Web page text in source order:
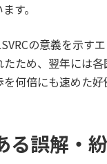
す。
の意義を示す
ため、翌年には
何倍にも速めた好
る誤解・